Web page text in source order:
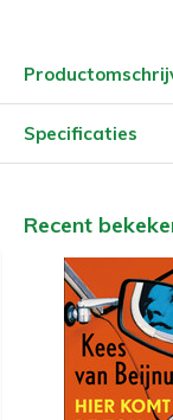
Specificaties
Recent